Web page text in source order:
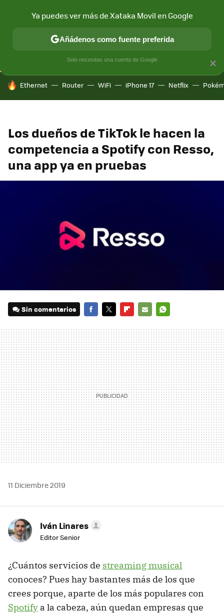
CONECTIVIDAD MÓVIL Y SOCIEDAD APLICACIONES
HOY SE HABLA DE
Ethernet Router WiFi iPhone 17 Netflix
Los dueños de TikTok le hacen la
competencia a Spotify con Resso,
una app ya en pruebas
Sin comentarios
MAIL
11 Diciembre 2019
Iván Linares
Editor Senior
¿Cuántos servicios de streaming musical
conoces? Pues hay bastantes más de los que
crees porque, aparte de los más populares con
Spotify a la cabeza, aún quedan empresas que
×
Ya puedes ver más de Xataka Movil en Google
Añádenos como fuente preferida
Solo necesitas una cuenta de Google